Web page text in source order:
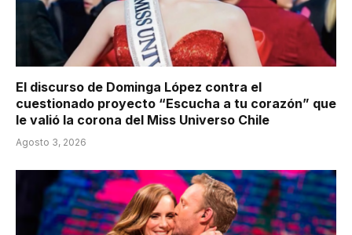
El discurso de Dominga López contra el
cuestionado proyecto “Escucha a tu corazón” que
le valió la corona del Miss Universo Chile
Agosto 3, 2026